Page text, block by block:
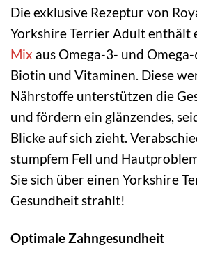
Die exklusive Rezeptur von
Yorkshire Terrier Adult enthält
Mix aus Omega-3- und
Biotin und Vitaminen. Diese
Nährstoffe unterstützen die
und fördern ein glänzendes,
Blicke auf sich zieht.
stumpfem Fell und
Sie sich über einen Yorkshire
Gesundheit strahlt!
Optimale Zahngesundheit